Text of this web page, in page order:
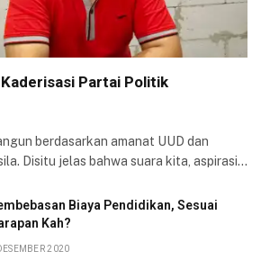
Partai Politik
berdasarkan amanat UUD dan
Disitu jelas bahwa suara kita, aspirasi…
Biaya Pendidikan, Sesuai
Kah?
2020